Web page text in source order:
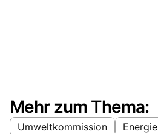
Mehr zum Thema:
Umweltkommission Energie